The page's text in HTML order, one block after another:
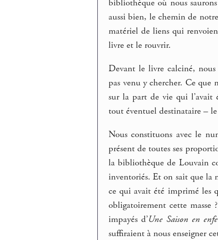
bibliothèque où nous
aussi bien, le chemin de
matériel de liens qui
livre et le rouvrir.
Devant le livre calciné, nous
pas venu y chercher. Ce que
sur la part de vie qui l’avait
tout éventuel destinataire –
Nous constituons avec le
présent de toutes ses
la bibliothèque de Louvain
inventoriés. Et on sait que la
ce qui avait été imprimé les
obligatoirement cette masse
impayés d’Une Saison en
suffiraient à nous enseigner